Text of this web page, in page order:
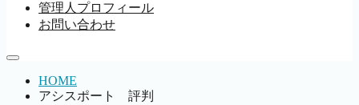
管理人プロフィール
お問い合わせ
HOME
アシスポート 評判